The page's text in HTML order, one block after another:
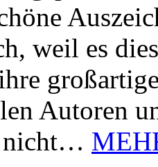
weil es
Autoren
nicht…